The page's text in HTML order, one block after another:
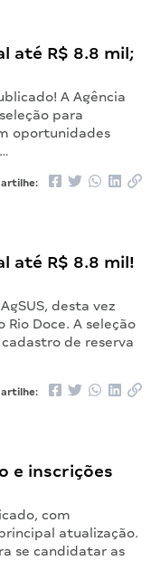
até R$ 8.8 mil;
A Agência
para
oportunidades
até R$ 8.8 mil!
desta vez
Doce. A seleção
de reserva
e inscrições
com
atualização.
se candidatar as